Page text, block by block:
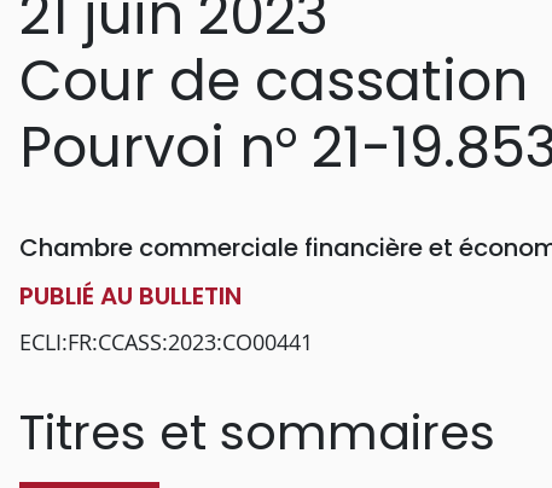
Cour de cassation
Pourvoi n° 21-
Chambre commerciale financière et
PUBLIÉ AU BULLETIN
ECLI:FR:CCASS:2023:CO00441
Titres et sommaires